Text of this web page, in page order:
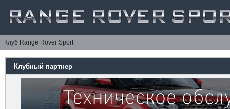
Клуб Range Rover Sport
Клубный партнер